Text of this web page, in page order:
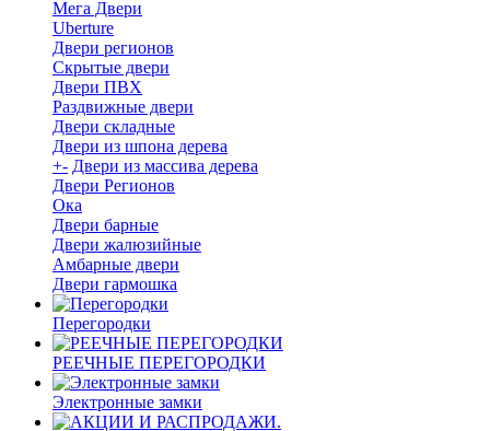
Мега Двери
Uberture
Двери регионов
Скрытые двери
Двери ПВХ
Раздвижные двери
Двери складные
Двери из шпона дерева
+- Двери из массива дерева
Двери Регионов
Ока
Двери барные
Двери жалюзийные
Амбарные двери
Двери гармошка
Перегородки
РЕЕЧНЫЕ ПЕРЕГОРОДКИ
Электронные замки